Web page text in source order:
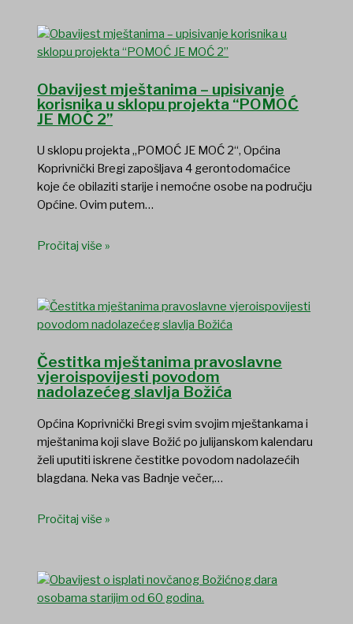
Obavijest mještanima – upisivanje
korisnika u sklopu projekta “POMOĆ
JE MOĆ 2”
U sklopu projekta „POMOĆ JE MOĆ 2“, Općina
Koprivnički Bregi zapošljava 4 gerontodomaćice
koje će obilaziti starije i nemoćne osobe na području
Općine. Ovim putem…
Pročitaj više »
Čestitka mještanima pravoslavne
vjeroispovijesti povodom
nadolazećeg slavlja Božića
Općina Koprivnički Bregi svim svojim mještankama i
mještanima koji slave Božić po julijanskom kalendaru
želi uputiti iskrene čestitke povodom nadolazećih
blagdana. Neka vas Badnje večer,…
Pročitaj više »